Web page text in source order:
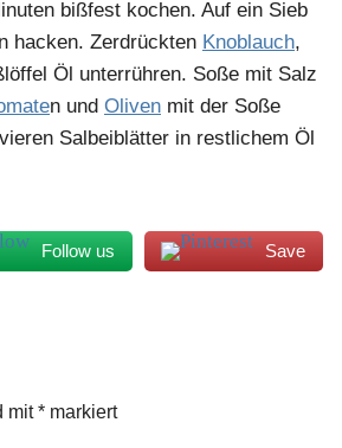
bißfest kochen. Auf ein Sieb
hacken. Zerdrückten Knoblauch,
Öl unterrühren. Soße mit Salz
n und Oliven mit der Soße
Salbeiblätter in restlichem Öl
Follow us Save
mit* markiert